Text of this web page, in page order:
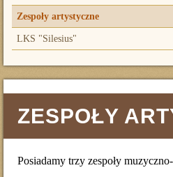
Zespoły artystyczne
LKS "Silesius"
ZESPOŁY
Posiadamy trzy zespoły